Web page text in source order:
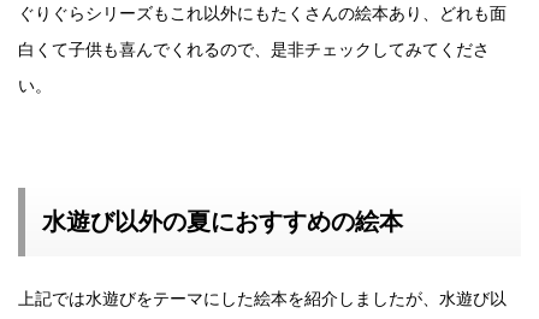
ぐりぐらシリーズもこれ以外にもたくさんの絵本あり、どれも面
白くて子供も喜んでくれるので、是非チェックしてみてくださ
い。
水遊び以外の夏におすすめの絵本
上記では水遊びをテーマにした絵本を紹介しましたが、水遊び以